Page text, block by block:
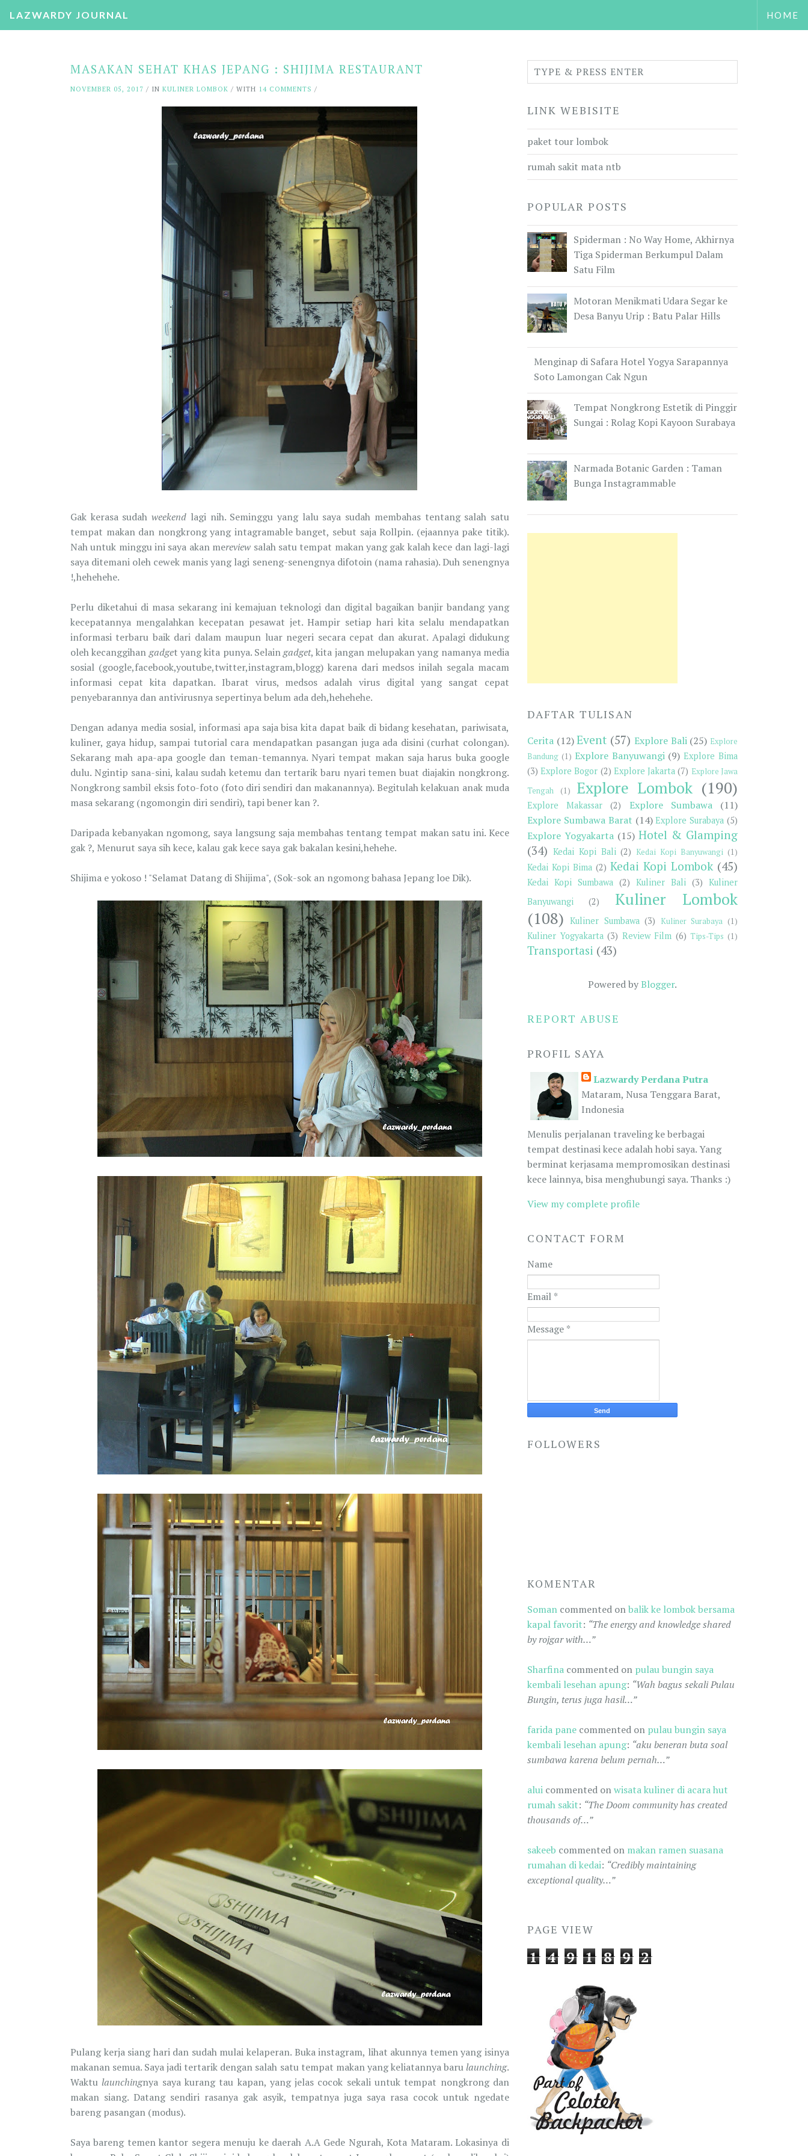
LAZWARDY JOURNAL HOME
MASAKAN SEHAT KHAS JEPANG : SHIJIMA RESTAURANT
NOVEMBER 05, 2017 / IN KULINER LOMBOK / WITH 14 COMMENTS /
Gak kerasa sudahweekend lagi nih. Seminggu yang lalu saya sudah membahas tentang salah satu
tempat makan dan nongkrong yang intagramable banget, sebut saja Rollpin. (ejaannya pake titik).
Nah untuk minggu ini saya akan mereview salah satu tempat makan yang gak kalah kece dan lagi-lagi
saya ditemani oleh cewek manis yang lagi seneng-senengnya difotoin (nama rahasia). Duh senengnya
!,hehehehe.
Perlu diketahui di masa sekarang ini kemajuan teknologi dan digital bagaikan banjir bandang yang
kecepatannya mengalahkan kecepatan pesawat jet. Hampir setiap hari kita selalu mendapatkan
informasi terbaru baik dari dalam maupun luar negeri secara cepat dan akurat. Apalagi didukung
oleh kecanggihangadget yang kita punya. Selaingadget, kita jangan melupakan yang namanya media
sosial (google,facebook,youtube,twitter,instagram,blogg) karena dari medsos inilah segala macam
informasi cepat kita dapatkan. Ibarat virus, medsos adalah virus digital yang sangat cepat
penyebarannya dan antivirusnya sepertinya belum ada deh,hehehehe.
Dengan adanya media sosial, informasi apa saja bisa kita dapat baik di bidang kesehatan, pariwisata,
kuliner, gaya hidup, sampai tutorial cara mendapatkan pasangan juga ada disini (curhat colongan).
Sekarang mah apa-apa google dan teman-temannya. Nyari tempat makan saja harus buka google
dulu. Ngintip sana-sini, kalau sudah ketemu dan tertarik baru nyari temen buat diajakin nongkrong.
Nongkrong sambil eksis foto-foto (foto diri sendiri dan makanannya). Begitulah kelakuan anak muda
masa sekarang (ngomongin diri sendiri), tapi bener kan ?.
Daripada kebanyakan ngomong, saya langsung saja membahas tentang tempat makan satu ini. Kece
gak ?, Menurut saya sih kece, kalau gak kece saya gak bakalan kesini,hehehe.
Shijima e yokoso ! "Selamat Datang di Shijima", (Sok-sok an ngomong bahasa Jepang loe Dik).
Pulang kerja siang hari dan sudah mulai kelaperan. Buka instagram, lihat akunnya temen yang isinya
makanan semua. Saya jadi tertarik dengan salah satu tempat makan yang keliatannya barulaunching.
Waktulaunchingnya saya kurang tau kapan, yang jelas cocok sekali untuk tempat nongkrong dan
makan siang. Datang sendiri rasanya gak asyik, tempatnya juga saya rasa cocok untuk ngedate
bareng pasangan (modus).
Saya bareng temen kantor segera menuju ke daerah A.A Gede Ngurah, Kota Mataram. Lokasinya di
LINK WEBISITE
paket tour lombok
rumah sakit mata ntb
POPULAR POSTS
Spiderman : No Way Home, Akhirnya
Tiga Spiderman Berkumpul Dalam
Satu Film
Motoran Menikmati Udara Segar ke
Desa Banyu Urip : Batu Palar Hills
Menginap di Safara Hotel Yogya Sarapannya
Soto Lamongan Cak Ngun
Tempat Nongkrong Estetik di Pinggir
Sungai : Rolag Kopi Kayoon Surabaya
Narmada Botanic Garden : Taman
Bunga Instagrammable
DAFTAR TULISAN
Cerita (12) Event (57) Explore Bali (25) Explore
Bandung (1) Explore Banyuwangi (9) Explore Bima
(3) Explore Bogor (2) Explore Jakarta (7) Explore Jawa
Tengah
(1) Explore Lombok (190)
Explore Makassar (2) Explore Sumbawa
(11)
Explore Sumbawa Barat (14) Explore Surabaya (5)
Explore Yogyakarta (15) Hotel & Glamping
(34) Kedai Kopi Bali (2) Kedai Kopi Banyuwangi (1)
Kedai Kopi Bima (2) Kedai Kopi Lombok (45)
Kedai Kopi Sumbawa (2) Kuliner Bali (3) Kuliner
Banyuwangi
(2)
Kuliner Lombok
(108)
Kuliner Sumbawa (3) Kuliner Surabaya (1)
Kuliner Yogyakarta (3) Review Film (6) Tips-Tips (1)
Transportasi (43)
Powered byBlogger.
REPORT ABUSE
PROFIL SAYA
Lazwardy Perdana Putra
Mataram, Nusa Tenggara Barat,
Indonesia
Menulis perjalanan traveling ke berbagai
tempat destinasi kece adalah hobi saya. Yang
berminat kerjasama mempromosikan destinasi
kece lainnya, bisa menghubungi saya. Thanks :)
View my complete profile
CONTACT FORM
Name
Email *
Message *
FOLLOWERS
KOMENTAR
Somancommented onbalik ke lombok bersama
kapal favorit: “The energy and knowledge shared
by rojgar with…”
Sharfinacommented on pulau bungin saya
kembali lesehan apung: “Wah bagus sekali Pulau
Bungin, terus juga hasil…”
farida panecommented on pulau bungin saya
kembali lesehan apung: “aku beneran buta soal
sumbawa karena belum pernah…”
aluicommented onwisata kuliner di acara hut
rumah sakit: “The Doom community has created
thousands of…”
sakeeb commented on makan ramen suasana
rumahan di kedai: “Credibly maintaining
exceptional quality…”
PAGE VIEW
1 4 9 1 8 9 2